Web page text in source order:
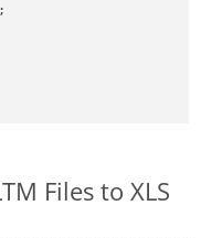
Files to XLS